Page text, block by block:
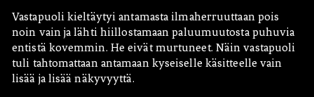
Vastapuoli kieltäytyi antamasta ilmaherruuttaan pois
noin vain ja lähti hiillostamaan paluumuutosta puhuvia
entistä kovemmin. He eivät murtuneet. Näin vastapuoli
tuli tahtomattaan antamaan kyseiselle käsitteelle vain
lisää ja lisää näkyvyyttä.